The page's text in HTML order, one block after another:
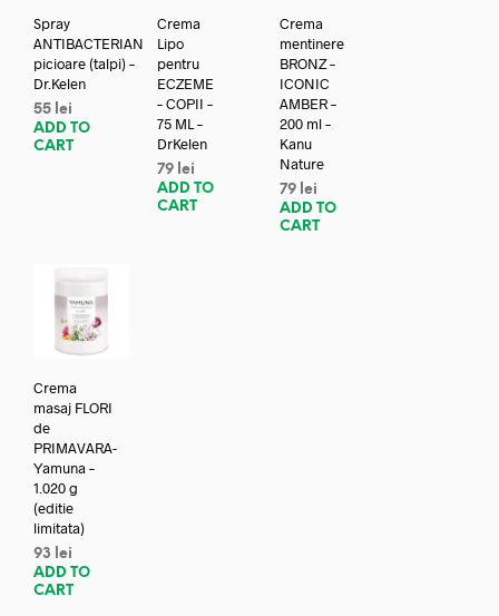
Spray
ANTIBACTERIAN
picioare (talpi) –
Dr.Kelen
55 lei
ADD TO
CART
Crema
Lipo
pentru
ECZEME
– COPII –
75 ML –
DrKelen
79 lei
ADD TO
CART
Crema
mentinere
BRONZ –
ICONIC
AMBER –
200 ml –
Kanu
Nature
79 lei
ADD TO
CART
Crema
masaj FLORI
de
PRIMAVARA-
Yamuna –
1.020 g
(editie
limitata)
93
lei
ADD TO
CART